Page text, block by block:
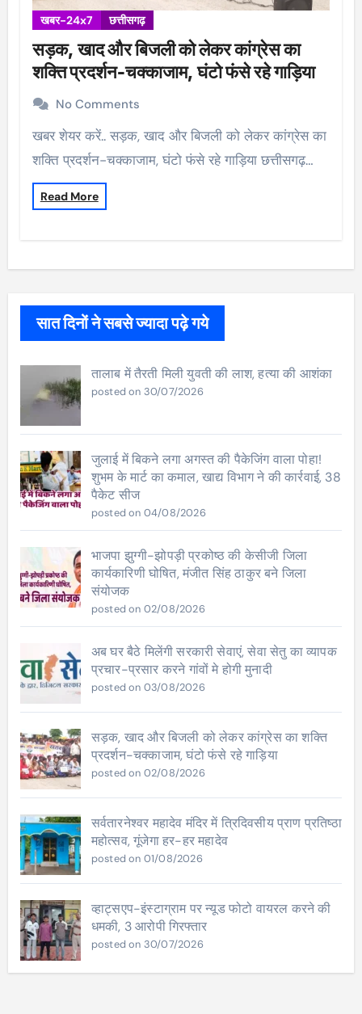
खबर-24x7 छत्तीसगढ़
सड़क, खाद और बिजली को लेकर कांग्रेस का
शक्ति प्रदर्शन-चक्काजाम, घंटो फंसे रहे गाड़िया
No Comments
खबर शेयर करें.. सड़क, खाद और बिजली को लेकर कांग्रेस का
शक्ति प्रदर्शन-चक्काजाम, घंटो फंसे रहे गाड़िया छत्तीसगढ़…
Read More
सात दिनों ने सबसे ज्यादा पढ़े गये
तालाब में तैरती मिली युवती की लाश, हत्या की आशंका
posted on 30/07/2026
जुलाई में बिकने लगा अगस्त की पैकेजिंग वाला पोहा!
शुभम के मार्ट का कमाल, खाद्य विभाग ने की कार्रवाई, 38
पैकेट सीज
posted on 04/08/2026
भाजपा झुग्गी-झोपड़ी प्रकोष्ठ की केसीजी जिला
कार्यकारिणी घोषित, मंजीत सिंह ठाकुर बने जिला
संयोजक
posted on 02/08/2026
अब घर बैठे मिलेंगी सरकारी सेवाएं, सेवा सेतु का व्यापक
प्रचार-प्रसार करने गांवों मे होगी मुनादी
posted on 03/08/2026
सड़क, खाद और बिजली को लेकर कांग्रेस का शक्ति
प्रदर्शन-चक्काजाम, घंटो फंसे रहे गाड़िया
posted on 02/08/2026
सर्वतारनेश्वर महादेव मंदिर में त्रिदिवसीय प्राण प्रतिष्ठा
महोत्सव, गूंजेगा हर-हर महादेव
posted on 01/08/2026
व्हाट्सएप-इंस्टाग्राम पर न्यूड फोटो वायरल करने की
धमकी, 3 आरोपी गिरफ्तार
posted on 30/07/2026